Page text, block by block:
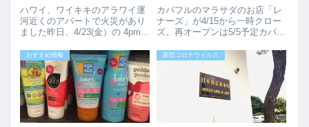
あり]
ハワイ、ワイキキのアラワイ運
河近くのアパートで火災があり
ました昨日、4/23(金）の 4pm
のアラワイ運河側の３階建ての
アパートで火災が発生しまし
た。ワイキキのカラカウアから
も煙がみえ、消防車のサ...
プンは5/5予定
カパフルのマラサダのお店「レ
ナーズ」が4/15から一時クロー
ズ。再オープンは5/5予定カパフ
理とメンテナンスのため一時閉
店いたします。 メンテナンスは
4月15日（月）から始まり、5月
初旬に再開する予定です。この
おすすめ情報 新型コロナウイルス